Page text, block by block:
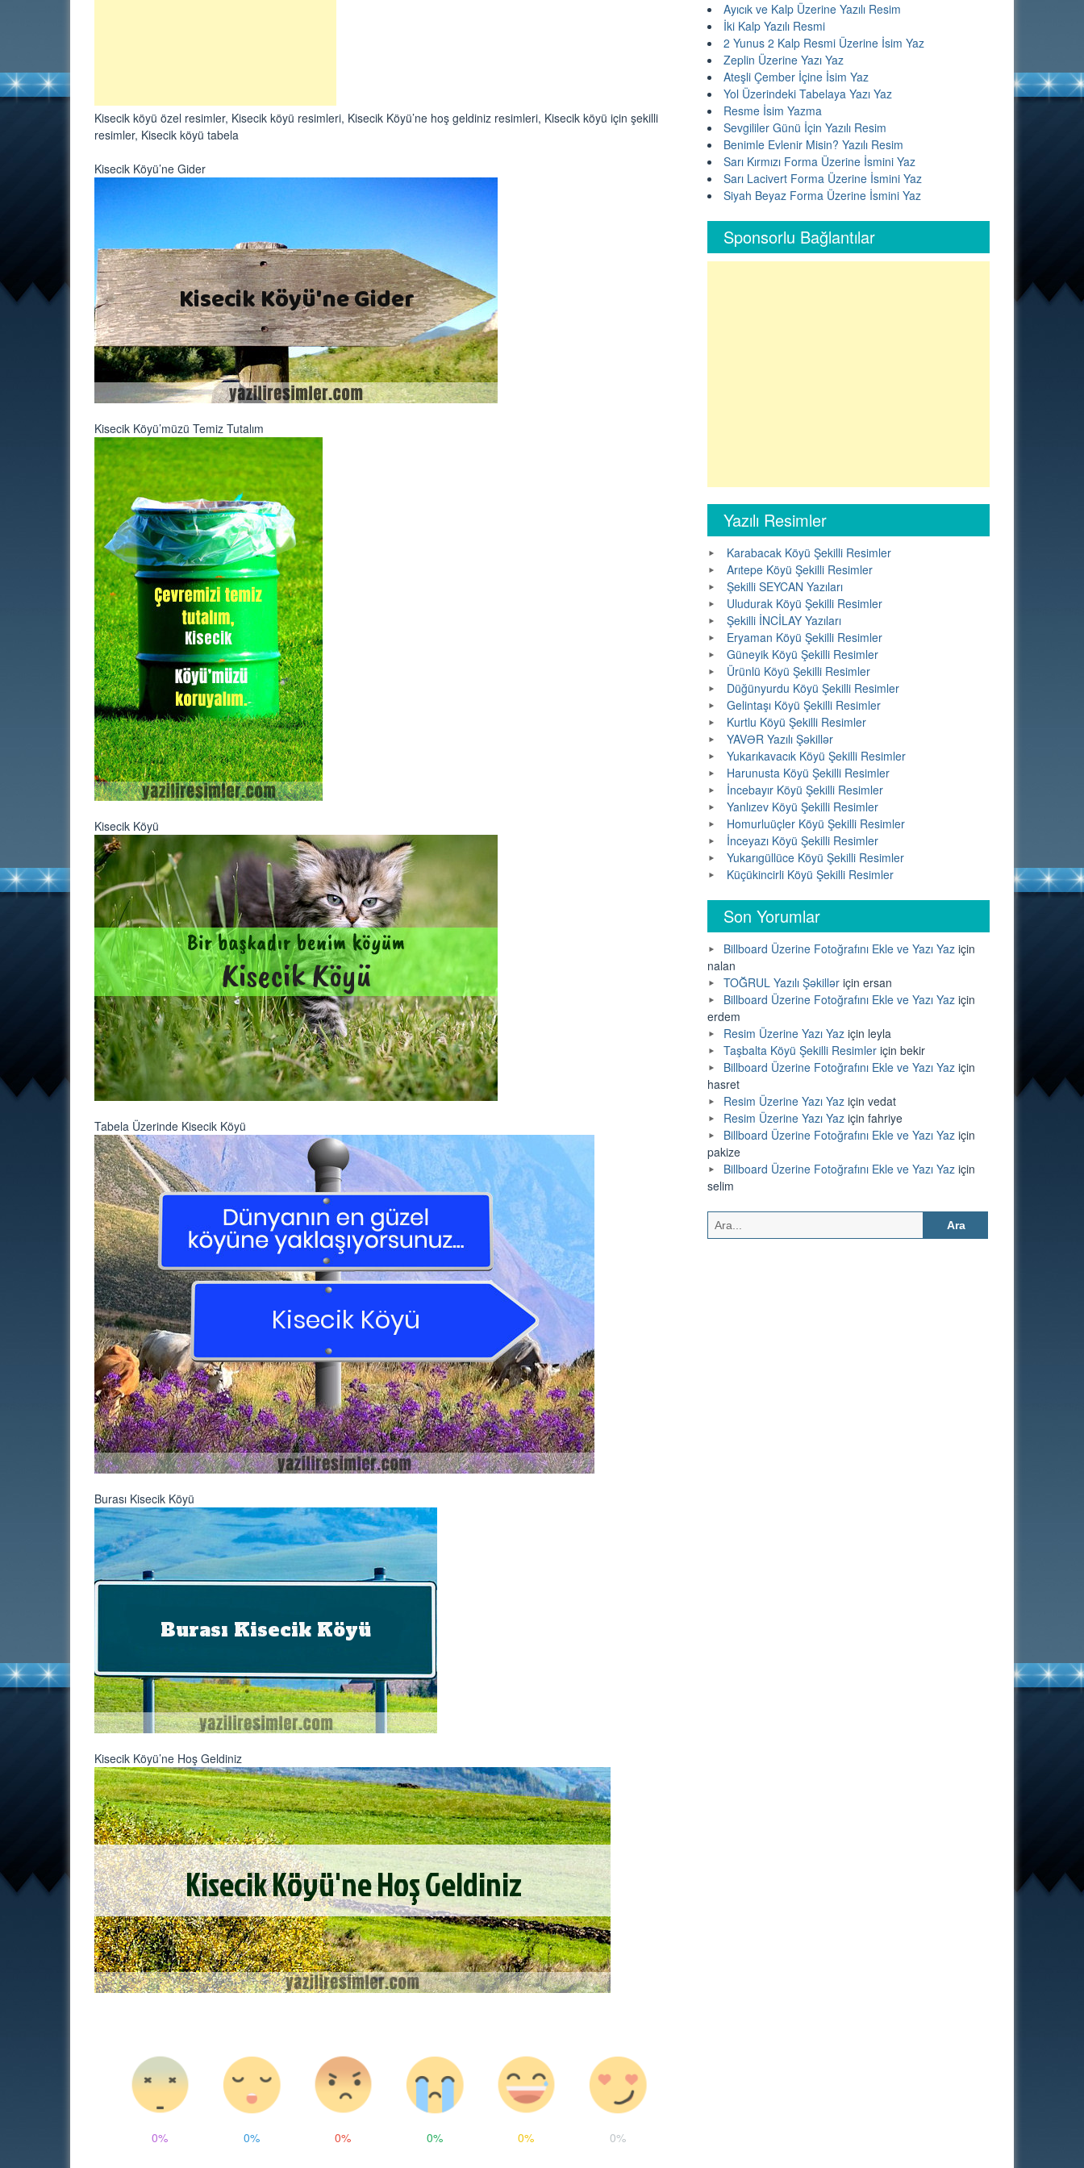
Kisecik köyü özel resimler, Kisecik köyü resimleri, Kisecik Köyü’ne hoş geldiniz resimleri, Kisecik köyü için şekilli
resimler, Kisecik köyü tabela
Kisecik Köyü’ne Gider
Kisecik Köyü’müzü Temiz Tutalım
Kisecik Köyü
Tabela Üzerinde Kisecik Köyü
Burası Kisecik Köyü
Kisecik Köyü’ne Hoş Geldiniz
0% 0% 0% 0% 0% 0%
Ayıcık ve Kalp Üzerine Yazılı Resim
İki Kalp Yazılı Resmi
2 Yunus 2 Kalp Resmi Üzerine İsim Yaz
Zeplin Üzerine Yazı Yaz
Ateşli Çember İçine İsim Yaz
Yol Üzerindeki Tabelaya Yazı Yaz
Resme İsim Yazma
Sevgililer Günü İçin Yazılı Resim
Benimle Evlenir Misin? Yazılı Resim
Sarı Kırmızı Forma Üzerine İsmini Yaz
Sarı Lacivert Forma Üzerine İsmini Yaz
Siyah Beyaz Forma Üzerine İsmini Yaz
Sponsorlu Bağlantılar
Yazılı Resimler
Karabacak Köyü Şekilli Resimler
Arıtepe Köyü Şekilli Resimler
Şekilli SEYCAN Yazıları
Uludurak Köyü Şekilli Resimler
Şekilli İNCİLAY Yazıları
Eryaman Köyü Şekilli Resimler
Güneyik Köyü Şekilli Resimler
Ürünlü Köyü Şekilli Resimler
Düğünyurdu Köyü Şekilli Resimler
Gelintaşı Köyü Şekilli Resimler
Kurtlu Köyü Şekilli Resimler
YAVƏR Yazılı Şəkillər
Yukarıkavacık Köyü Şekilli Resimler
Harunusta Köyü Şekilli Resimler
İncebayır Köyü Şekilli Resimler
Yanlızev Köyü Şekilli Resimler
Homurluüçler Köyü Şekilli Resimler
İnceyazı Köyü Şekilli Resimler
Yukarıgüllüce Köyü Şekilli Resimler
Küçükincirli Köyü Şekilli Resimler
Son Yorumlar
Billboard Üzerine Fotoğrafını Ekle ve Yazı Yaz için
nalan
TOĞRUL Yazılı Şəkillər için ersan
Billboard Üzerine Fotoğrafını Ekle ve Yazı Yaz için
erdem
Resim Üzerine Yazı Yaz için leyla
Taşbalta Köyü Şekilli Resimler için bekir
Billboard Üzerine Fotoğrafını Ekle ve Yazı Yaz için
hasret
Resim Üzerine Yazı Yaz için vedat
Resim Üzerine Yazı Yaz için fahriye
Billboard Üzerine Fotoğrafını Ekle ve Yazı Yaz için
pakize
Billboard Üzerine Fotoğrafını Ekle ve Yazı Yaz için
selim
Arama: